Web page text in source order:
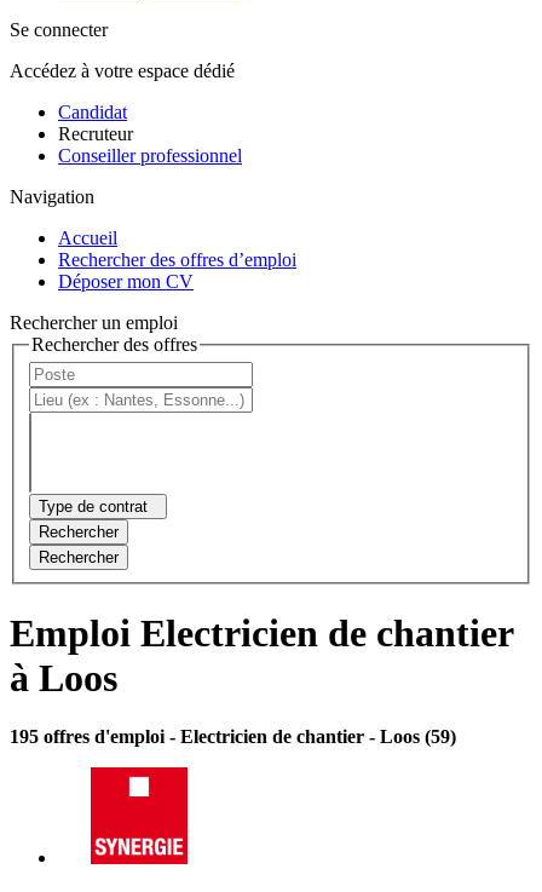
Se connecter
Accédez à votre espace dédié
Candidat
Recruteur
Conseiller professionnel
Navigation
Accueil
Rechercher des offres d’emploi
Déposer mon CV
Rechercher un emploi
Rechercher des offres
Type de contrat
Rechercher
Rechercher
Emploi Electricien de chantier
à Loos
195 offres d'emploi - Electricien de chantier - Loos (59)